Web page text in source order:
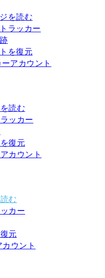
を読む
ラッカー
を復元
アカウント
読む
ッカー
復元
カウント
む
カー
元
ウント